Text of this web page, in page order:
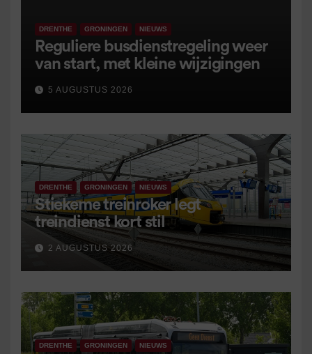
DRENTHE GRONINGEN NIEUWS
Reguliere busdienstregeling weer
van start, met kleine wijzigingen
5 AUGUSTUS 2026
DRENTHE GRONINGEN NIEUWS
Stiekeme treinroker legt
treindienst kort stil
2 AUGUSTUS 2026
DRENTHE GRONINGEN NIEUWS